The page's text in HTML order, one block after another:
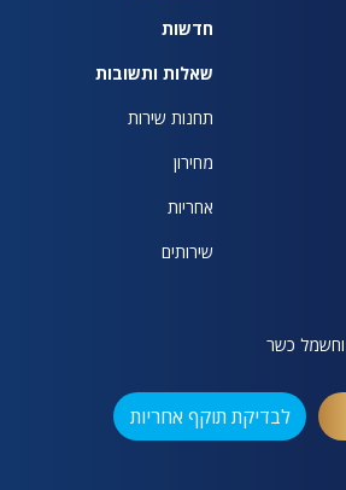
וחשמל כשר
חדשות
שאלות ותשובות
תחנות שירות
מחירון
אחריות
שירותים
לבדיקת תוקף אחריות